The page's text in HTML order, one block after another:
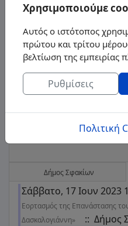
Ημερολόγιο
Δήμος Σφακίων
Σάββατο, 17 Ιουν 2023
Εορτασμός της Επανάστασης
Δασκαλογιάννη»
:: Δήμος
Χρησιμοποιούμε
Αυτός ο ιστότοπος
πρώτου και τρίτου
βελτίωση της εμπειρίας
Ρυθμίσεις
Πολιτική